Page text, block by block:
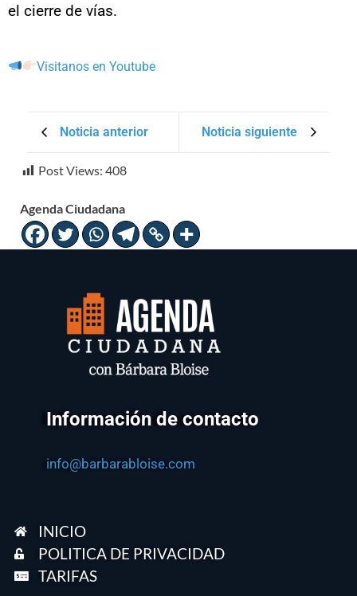
el cierre de vías.
Visitanos en Youtube
Noticia anterior Noticia siguiente
Post Views: 408
Agenda Ciudadana
Información de contacto
info@barbarabloise.com
INICIO
POLITICA DE PRIVACIDAD
TARIFAS